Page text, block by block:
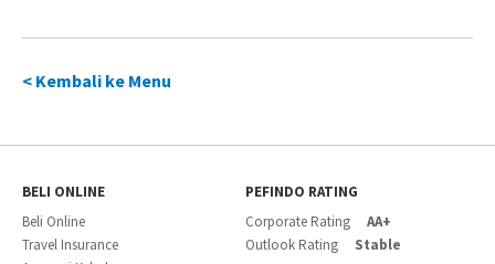
< Kembali ke Menu
BELI ONLINE
Beli Online
Travel Insurance
PEFINDO RATING
Corporate Rating AA+
Outlook Rating Stable